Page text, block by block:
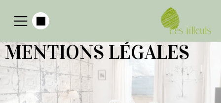
MENTIONS LÉGALES